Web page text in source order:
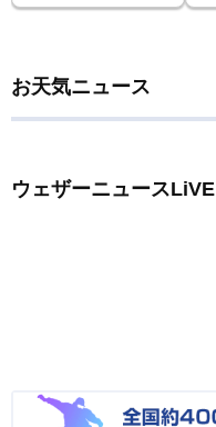
お天気ニュース
ウェザーニュースLiVE